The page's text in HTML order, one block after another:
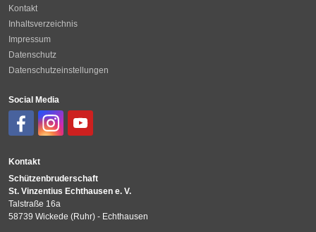
Kontakt
Inhaltsverzeichnis
Impressum
Datenschutz
Datenschutzeinstellungen
Social Media
Kontakt
Schützenbruderschaft
St. Vinzentius Echthausen e. V.
Talstraße 16a
58739 Wickede (Ruhr) - Echthausen